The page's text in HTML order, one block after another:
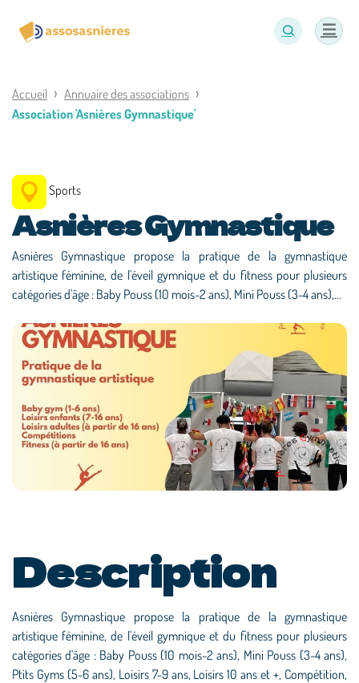
Accueil
Annuaire des associations
Association 'Asnières Gymnastique'
Sports
Asnières Gymnastique
Asnières Gymnastique propose la pratique de la gymnastique
artistique féminine, de l'éveil gymnique et du fitness pour plusieurs
catégories d'âge : Baby Pouss (10 mois-2 ans), Mini Pouss (3-4 ans),...
Description
Asnières Gymnastique propose la pratique de la gymnastique
artistique féminine, de l'éveil gymnique et du fitness pour plusieurs
catégories d'âge : Baby Pouss (10 mois-2 ans), Mini Pouss (3-4 ans),
Ptits Gyms (5-6 ans), Loisirs 7-9 ans, Loisirs 10 ans et +, Compétition,